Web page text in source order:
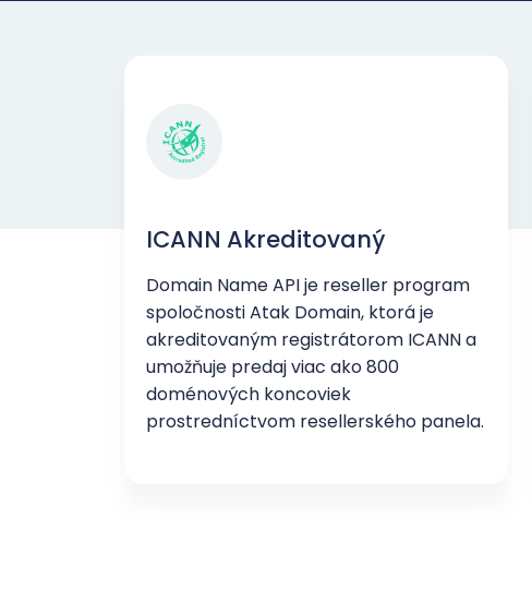
ICANN Akreditovaný
Domain Name API je reseller program
spoločnosti Atak Domain, ktorá je
akreditovaným registrátorom ICANN a
umožňuje predaj viac ako 800
doménových koncoviek
prostredníctvom resellerského panela.